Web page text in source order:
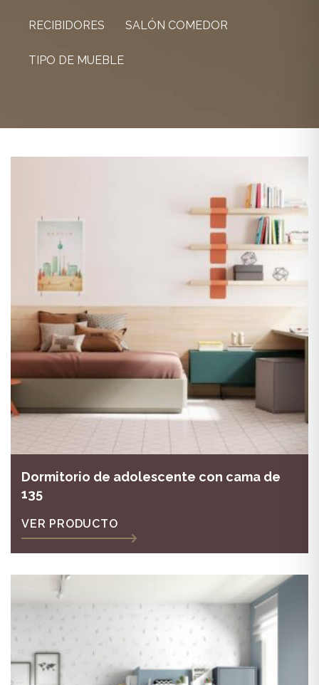
RECIBIDORES SALÓN COMEDOR
TIPO DE MUEBLE
Dormitorio de adolescente con cama de
135
VER PRODUCTO